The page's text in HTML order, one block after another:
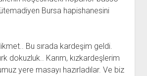
Bursa hapishanesini
Bu sırada kardeşim geldi.
dokuzluk.. Karım, kızkardeşlerim
yere masayı hazırladılar. Ve biz